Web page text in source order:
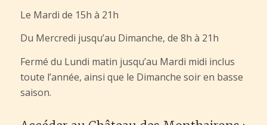
Le Mardi de 15h à 21h
Du Mercredi jusqu’au Dimanche, de 8h à 21h
Fermé du Lundi matin jusqu’au Mardi midi inclus
toute l’année, ainsi que le Dimanche soir en basse
saison.